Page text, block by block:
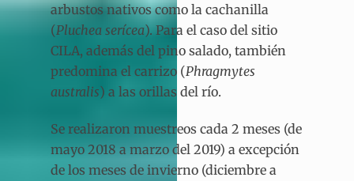
arbustos nativos como la cachanilla
(Pluchea serícea). Para el caso del sitio
CILA, además del pino salado, también
predomina el carrizo (Phragmytes
australis) a las orillas del río.
Se realizaron muestreos cada 2 meses (de
mayo 2018 a marzo del 2019) a excepción
de los meses de invierno (diciembre a